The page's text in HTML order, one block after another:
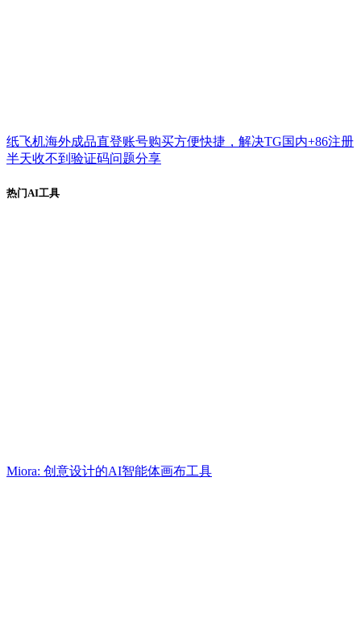
纸飞机海外成品直登账号购买方便快捷，解决TG国内+86注册
半天收不到验证码问题分享
热门AI工具
Miora: 创意设计的AI智能体画布工具